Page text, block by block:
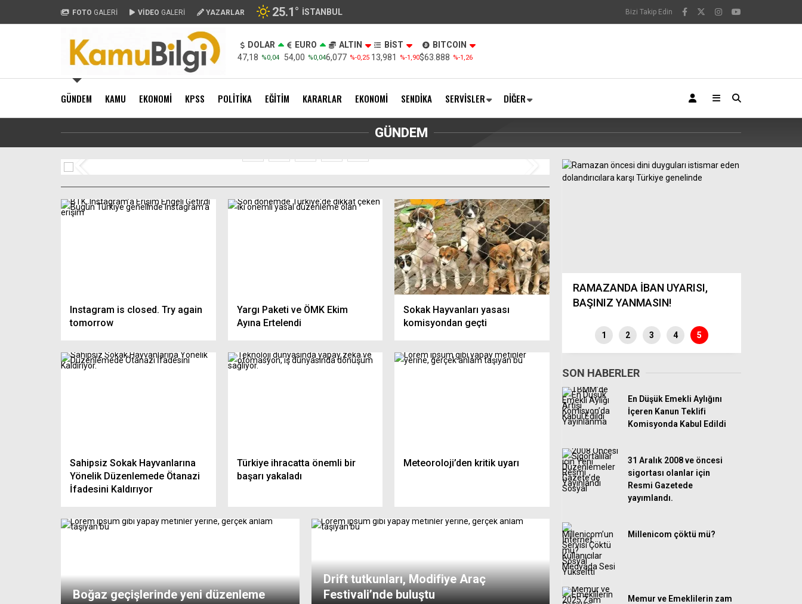
FOTO GALERİ VİDEO GALERİ YAZARLAR 25.1° İSTANBUL Bizi Takip Edin
DOLAR
47,18 %0,04
EURO
54,00 %0,04
ALTIN
6,077 %-0,25
BİST
13,981
%-1,90
BITCOIN
$63.888 %-1,26
GÜNDEM KAMU EKONOMİ KPSS POLİTİKA EĞİTİM KARARLAR EKONOMİ SENDİKA SERVİSLER DİĞER
GÜNDEM
Doğal Gazda Kademeli Tarife Düzenleme Bekliyor Araçlarda multimedya bilmecesi.
1 2 3 4 5
Instagram is closed. Try again
tomorrow
Yargı Paketi ve ÖMK Ekim
Ayına Ertelendi
Sokak Hayvanları yasası
komisyondan geçti
Sahipsiz Sokak Hayvanlarına
Yönelik Düzenlemede Ötanazi
İfadesini Kaldırıyor
Türkiye ihracatta önemli bir
başarı yakaladı
Meteoroloji’den kritik uyarı
Boğaz geçişlerinde yeni düzenleme
Drift tutkunları, Modifiye Araç
Festivali’nde buluştu
Var mı? İşte Yeni Trafik Cezaları
Oruçta İlk Gün Baş Ağrısı Neden
Olur? Uzmanlar Açıkladı: 7 Etkili
RAMAZANDA İBAN UYARISI,
BAŞINIZ YANMASIN!
1 2 3 4 5
SON HABERLER
En Düşük Emekli Aylığını
İçeren Kanun Teklifi
Komisyonda Kabul Edildi
31 Aralık 2008 ve öncesi
sigortası olanlar için
Resmi Gazetede
yayımlandı.
Millenicom çöktü mü?
Memur ve Emeklilerin zam